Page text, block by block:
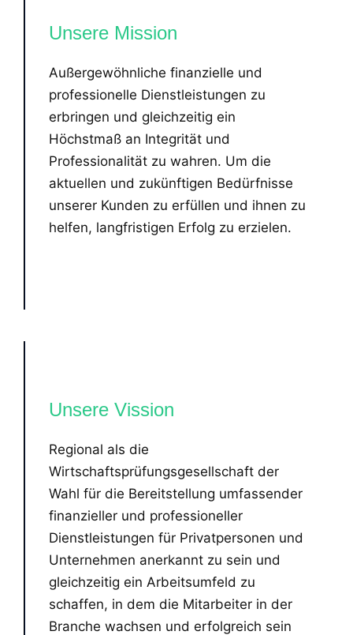
Unsere Mission
Außergewöhnliche finanzielle und
professionelle Dienstleistungen zu
erbringen und gleichzeitig ein
Höchstmaß an Integrität und
Professionalität zu wahren. Um die
aktuellen und zukünftigen Bedürfnisse
unserer Kunden zu erfüllen und ihnen zu
helfen, langfristigen Erfolg zu erzielen.
Unsere Vission
Regional als die
Wirtschaftsprüfungsgesellschaft der
Wahl für die Bereitstellung umfassender
finanzieller und professioneller
Dienstleistungen für Privatpersonen und
Unternehmen anerkannt zu sein und
gleichzeitig ein Arbeitsumfeld zu
schaffen, in dem die Mitarbeiter in der
Branche wachsen und erfolgreich sein